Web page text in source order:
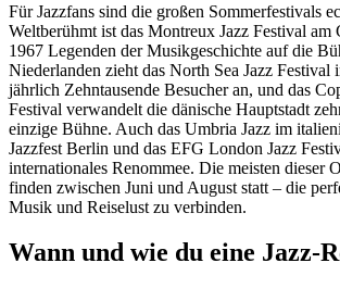
Für Jazzfans sind die großen Sommerfestivals
Weltberühmt ist das Montreux Jazz Festival am
1967 Legenden der Musikgeschichte auf die
Niederlanden zieht das North Sea Jazz Festival
jährlich Zehntausende Besucher an, und das
Festival verwandelt die dänische Hauptstadt
einzige Bühne. Auch das Umbria Jazz im
Jazzfest Berlin und das EFG London Jazz
internationales Renommee. Die meisten dieser
finden zwischen Juni und August statt – die
Musik und Reiselust zu verbinden.
Wann und wie du eine Jazz-